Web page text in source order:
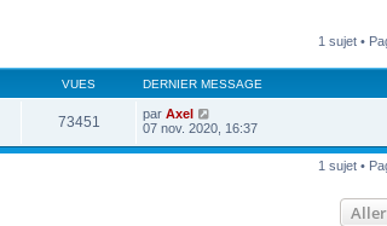
1 sujet •
VUES DERNIER MESSAGE
73451 par Axel
07 nov. 2020, 16:37
1 sujet •